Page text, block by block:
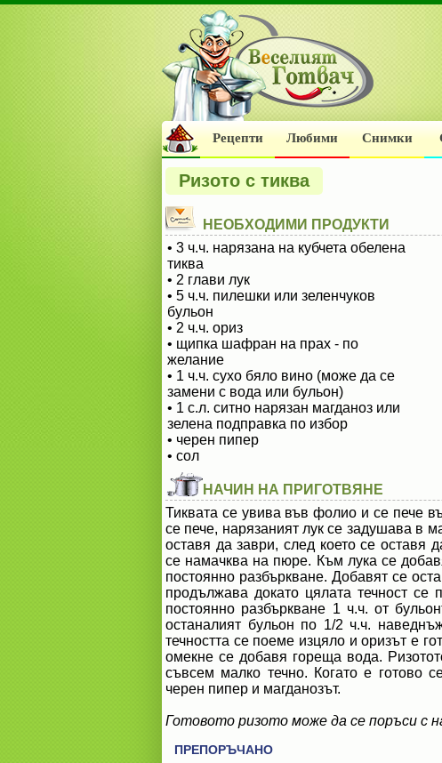
Рецепти Любими Снимки
Ризото с тиква
НЕОБХОДИМИ ПРОДУКТИ
• 3 ч.ч. нарязана на кубчета обелена
тиква
• 2 глави лук
• 5 ч.ч. пилешки или зеленчуков
бульон
• 2 ч.ч. ориз
• щипка шафран на прах - по
желание
• 1 ч.ч. сухо бяло вино (може да се
замени с вода или бульон)
• 1 с.л. ситно нарязан магданоз или
зелена подправка по избор
• черен пипер
• сол
НАЧИН НА ПРИГОТВЯНЕ
Тиквата се увива във фолио и се пече
се пече, нарязаният лук се задушава в
оставя да заври, след което се оставя
се намачква на пюре. Към лука се
постоянно разбъркване. Добавят се
продължава докато цялата течност
постоянно разбъркване 1 ч.ч. от
останалият бульон по 1/2 ч.ч.
течността се поеме изцяло и оризът е
омекне се добавя гореща вода.
съвсем малко течно. Когато е готово
черен пипер и магданозът.
Готовото ризото може да се поръси с